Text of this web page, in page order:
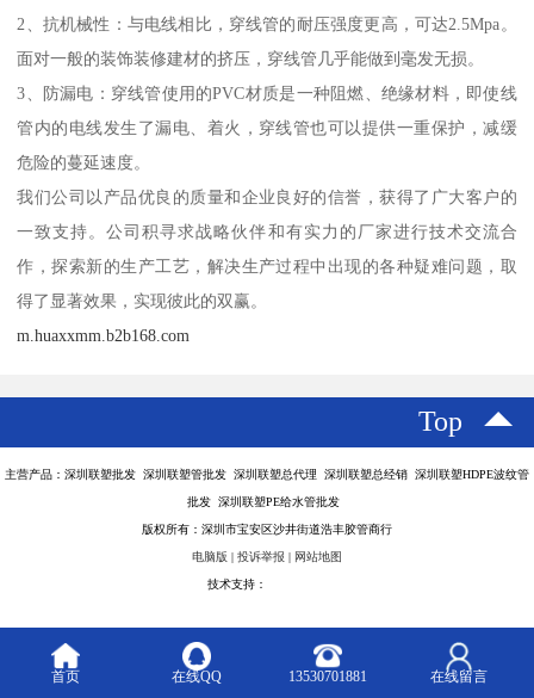
2、抗机械性：与电线相比，穿线管的耐压强度更高，可达2.5Mpa。
面对一般的装饰装修建材的挤压，穿线管几乎能做到毫发无损。
3、防漏电：穿线管使用的PVC材质是一种阻燃、绝缘材料，即使线
管内的电线发生了漏电、着火，穿线管也可以提供一重保护，减缓
危险的蔓延速度。
我们公司以产品优良的质量和企业良好的信誉，获得了广大客户的
一致支持。公司积寻求战略伙伴和有实力的厂家进行技术交流合
作，探索新的生产工艺，解决生产过程中出现的各种疑难问题，取
得了显著效果，实现彼此的双赢。
m.huaxxmm.b2b168.com
Top
主营产品：深圳联塑批发 深圳联塑管批发 深圳联塑总代理 深圳联塑总经销 深圳联塑HDPE波纹管
批发 深圳联塑PE给水管批发
版权所有：深圳市宝安区沙井街道浩丰胶管商行
电脑版 | 投诉举报 | 网站地图
技术支持：
首页 在线QQ 13530701881 在线留言